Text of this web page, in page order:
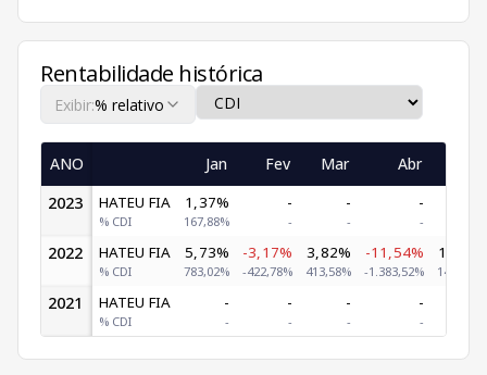
Rentabilidade histórica
Exibir:% relativo
ANO Jan Fev Mar Abr
2023
HATEU FIA
% CDI
1,37%
167,88%
-
-
-
-
-
-
2022 HATEU FIA
% CDI
5,73%
783,02%
-3,17%
-422,78%
3,82%
413,58%
-11,54%
-1.383,52%
1,51%
146,13%
2021 HATEU FIA
% CDI
-
-
-
-
-
-
-
-